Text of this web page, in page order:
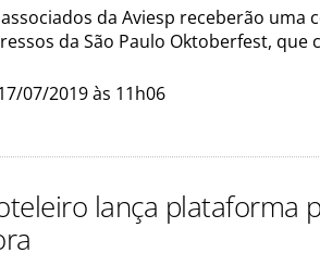
da Aviesp receberão uma
da São Paulo Oktoberfest, que
07/2019 às 11h06
lança plataforma